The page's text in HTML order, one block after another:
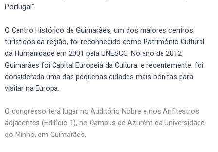
Portugal”.
O Centro Histórico de Guimarães, um dos maiores centros
turísticos da região, foi reconhecido como Património Cultural
da Humanidade em 2001 pela UNESCO. No ano de 2012
Guimarães foi Capital Europeia da Cultura, e recentemente, foi
considerada uma das pequenas cidades mais bonitas para
visitar na Europa.
O congresso terá lugar no Auditório Nobre e nos Anfiteatros
adjacentes (Edifício 1), no Campus de Azurém da Universidade
do Minho, em Guimarães.